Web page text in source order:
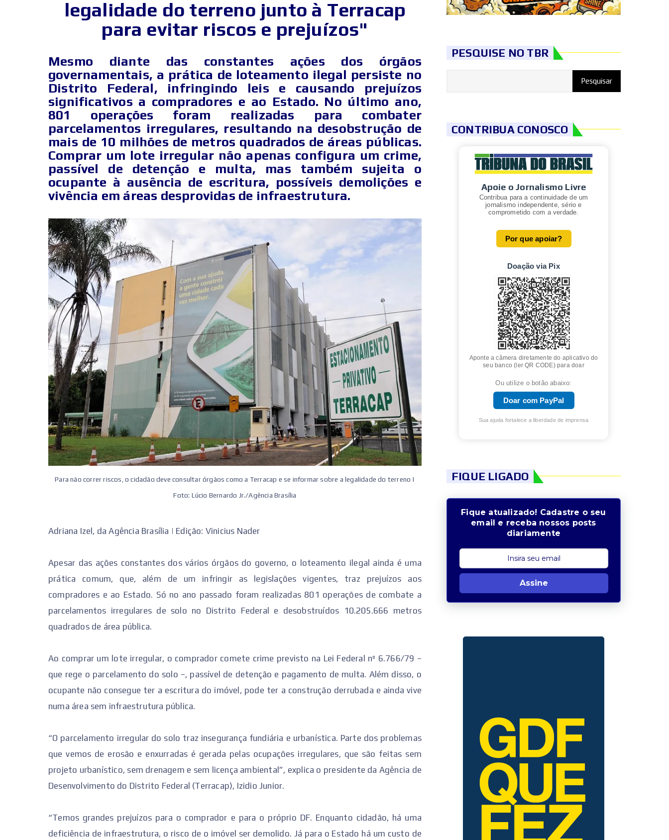
legalidade do terreno junto à Terracap
para evitar riscos e prejuízos"
Mesmo diante das constantes ações dos órgãos
governamentais, a prática de loteamento ilegal persiste no
Distrito Federal, infringindo leis e causando prejuízos
significativos a compradores e ao Estado. No último ano,
801 operações foram realizadas para combater
parcelamentos irregulares, resultando na desobstrução de
mais de 10 milhões de metros quadrados de áreas públicas.
Comprar um lote irregular não apenas configura um crime,
passível de detenção e multa, mas também sujeita o
ocupante à ausência de escritura, possíveis demolições e
vivência em áreas desprovidas de infraestrutura.
Para não correr riscos, o cidadão deve consultar órgãos como a Terracap e se informar sobre a legalidade do terreno |
Foto: Lúcio Bernardo Jr./Agência Brasília
Adriana Izel, da Agência Brasília | Edição: Vinicius Nader
Apesar das ações constantes dos vários órgãos do governo, o loteamento ilegal ainda é uma
prática comum, que, além de um infringir as legislações vigentes, traz prejuízos aos
compradores e ao Estado. Só no ano passado foram realizadas 801 operações de combate a
parcelamentos irregulares de solo no Distrito Federal e desobstruídos 10.205.666 metros
quadrados de área pública.
Ao comprar um lote irregular, o comprador comete crime previsto na Lei Federal nº 6.766/79 –
que rege o parcelamento do solo –, passível de detenção e pagamento de multa. Além disso, o
ocupante não consegue ter a escritura do imóvel, pode ter a construção derrubada e ainda vive
numa área sem infraestrutura pública.
“O parcelamento irregular do solo traz insegurança fundiária e urbanística. Parte dos problemas
que vemos de erosão e enxurradas é gerada pelas ocupações irregulares, que são feitas sem
projeto urbanístico, sem drenagem e sem licença ambiental”, explica o presidente da Agência de
Desenvolvimento do Distrito Federal (Terracap), Izidio Junior.
“Temos grandes prejuízos para o comprador e para o próprio DF. Enquanto cidadão, há uma
deficiência de infraestrutura, o risco de o imóvel ser demolido. Já para o Estado há um custo de
PESQUISE NO TBR
CONTRIBUA CONOSCO
Apoie o Jornalismo Livre
Contribua para a continuidade de um
jornalismo independente, sério e
comprometido com a verdade.
Por que apoiar?
Doação via Pix
Aponte a câmera diretamente do aplicativo do
seu banco (ler QR CODE) para doar
Ou utilize o botão abaixo:
Doar com PayPal
Sua ajuda fortalece a liberdade de imprensa
FIQUE LIGADO
Fique atualizado! Cadastre o seu
email e receba nossos posts
diariamente
Assine